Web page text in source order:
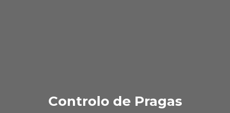
Controlo de Pragas